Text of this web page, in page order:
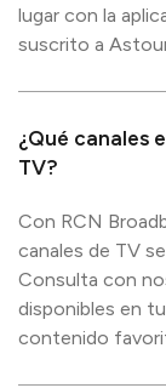
lugar con la
suscrito a
¿Qué canales
TV?
Con RCN
canales de TV
Consulta con
disponibles en
contenido